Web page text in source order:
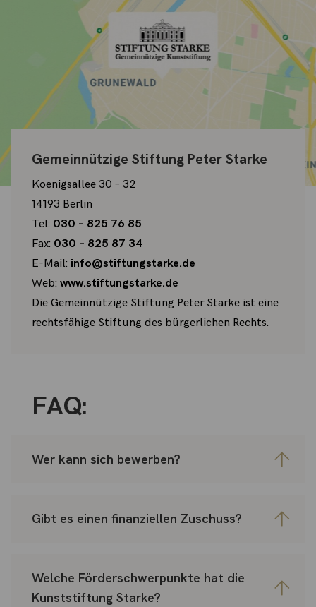
Gemeinnützige Stiftung Peter Starke
Koenigsallee 30 – 32
14193 Berlin
Tel: 030 – 825 76 85
Fax: 030 – 825 87 34
E-Mail: info@stiftungstarke.de
Web:www.stiftungstarke.de
Die Gemeinnützige Stiftung Peter Starke ist eine
rechtsfähige Stiftung des bürgerlichen Rechts.
FAQ:
Wer kann sich bewerben?
Gibt es einen finanziellen Zuschuss?
Welche Förderschwerpunkte hat die
Kunststiftung Starke?